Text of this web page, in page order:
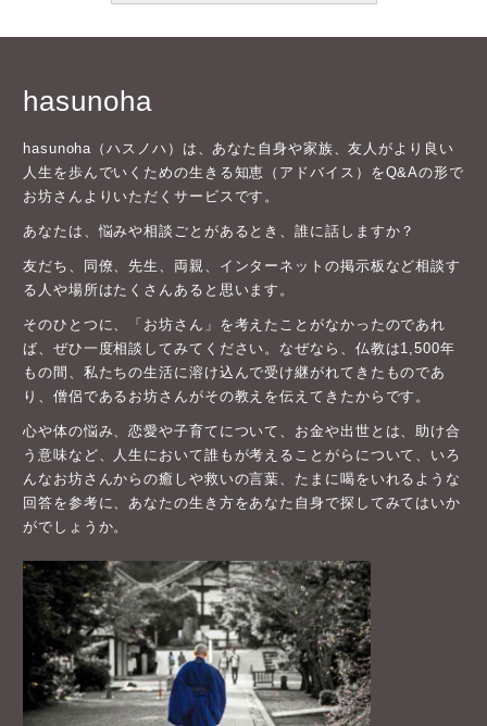
hasunoha
hasunoha（ハスノハ）は、あなた自身や家族、友人がより良い
人生を歩んでいくための生きる知恵（アドバイス）をQ&Aの形で
お坊さんよりいただくサービスです。
あなたは、悩みや相談ごとがあるとき、誰に話しますか？
友だち、同僚、先生、両親、インターネットの掲示板など相談す
る人や場所はたくさんあると思います。
そのひとつに、「お坊さん」を考えたことがなかったのであれ
ば、ぜひ一度相談してみてください。なぜなら、仏教は1,500年
もの間、私たちの生活に溶け込んで受け継がれてきたものであ
り、僧侶であるお坊さんがその教えを伝えてきたからです。
心や体の悩み、恋愛や子育てについて、お金や出世とは、助け合
う意味など、人生において誰もが考えることがらについて、いろ
んなお坊さんからの癒しや救いの言葉、たまに喝をいれるような
回答を参考に、あなたの生き方をあなた自身で探してみてはいか
がでしょうか。